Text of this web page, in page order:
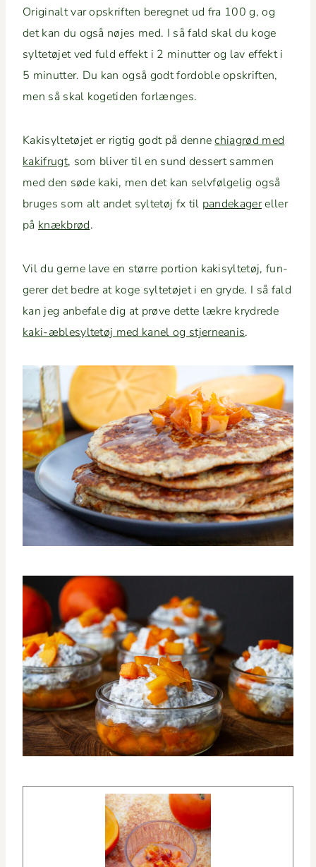
Orig­inalt var opskriften bereg­net ud fra 100 g, og
det kan du også nøjes med. I så fald skal du koge
syl­tetø­jet ved fuld effekt i 2 min­ut­ter og lav effekt i
5 min­ut­ter. Du kan også godt for­doble opskriften,
men så skal koge­ti­den forlænges.
Kak­i­syl­tetø­jet er rigtig godt på dennechi­a­grød med
kak­ifrugt, som bliv­er til en sund dessert sam­men
med den søde kaki, men det kan selvføl­gelig også
bruges som alt andet syl­tetøj fx til pan­dek­agereller
på knæk­brød.
Vil du gerne lave en større por­tion kak­i­syl­tetøj, fun­
ger­er det bedre at koge syl­tetø­jet i en gryde. I så fald
kan jeg anbe­fale dig at prøve dette lækre kry­drede
kaki-æble­syl­tetøj med kanel og stjernea­nis.